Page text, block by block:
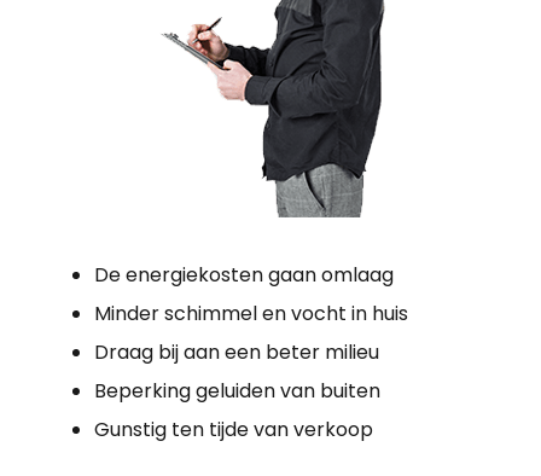
De energiekosten gaan omlaag
Minder schimmel en vocht in huis
Draag bij aan een beter milieu
Beperking geluiden van buiten
Gunstig ten tijde van verkoop